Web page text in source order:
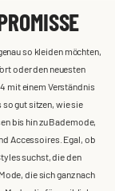
so kleiden möchten,
oder den neuesten
mit einem Verständnis
gut sitzen, wie sie
bis hin zu Bademode,
Accessoires. Egal, ob
suchst, die den
die sich ganz nach